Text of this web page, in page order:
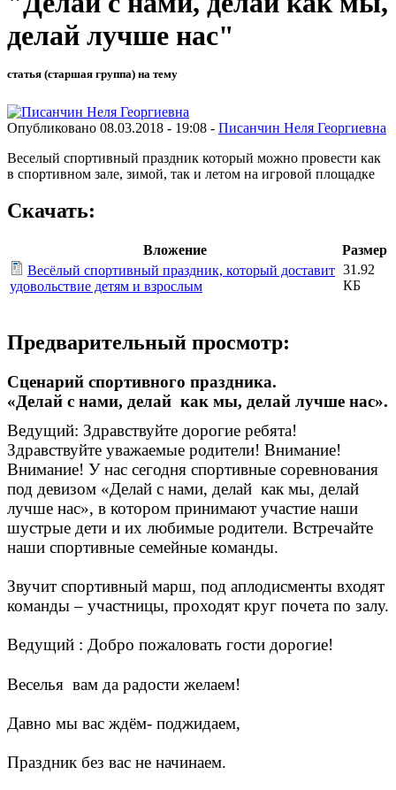
делай лучше нас"
статья (старшая группа) на тему
Опубликовано 08.03.2018 - 19:08 - Писанчин Неля Георгиевна
Веселый спортивный праздник который можно провести как
в спортивном зале, зимой, так и летом на игровой площадке
Скачать:
Вложение
Размер
Весёлый спортивный праздник, который доставит
удовольствие детям и взрослым
31.92
КБ
Предварительный просмотр:
Сценарий спортивного праздника.
«Делай с нами, делай как мы, делай лучше нас».
Ведущий: Здравствуйте дорогие ребята!
Здравствуйте уважаемые родители! Внимание!
Внимание! У нас сегодня спортивные соревнования
под девизом «Делай с нами, делай как мы, делай
лучше нас», в котором принимают участие наши
шустрые дети и их любимые родители. Встречайте
наши спортивные семейные команды.
Звучит спортивный марш, под аплодисменты входят
команды – участницы, проходят круг почета по залу.
Ведущий : Добро пожаловать гости дорогие!
Веселья вам да радости желаем!
Давно мы вас ждём- поджидаем,
Праздник без вас не начинаем.